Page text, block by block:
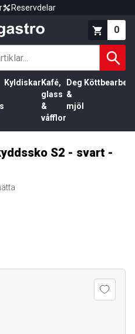
Reservdelar
0
Kyldiskar Kafé,
glass
&
våfflor
Deg
&
mjöl
S2 - svart -